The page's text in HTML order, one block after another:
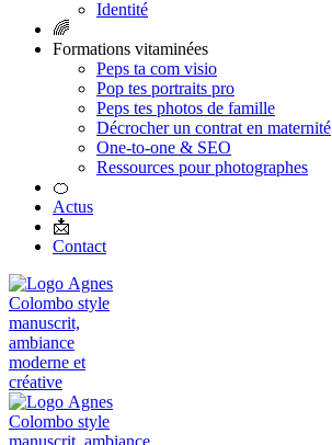
Identité
🌈
Formations vitaminées
Peps ta com visio
Pop tes portraits pro
Peps tes photos de famille
Décrocher un contrat en maternité
One-to-one & SEO
Ressources pour photographes
🍊
Actus
📩
Contact